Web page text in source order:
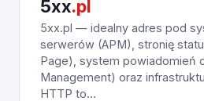
5xx.pl
5xx.pl — idealny adres pod
serwerów (APM), stronię
Page), system powiadomień
Management) oraz
HTTP to...